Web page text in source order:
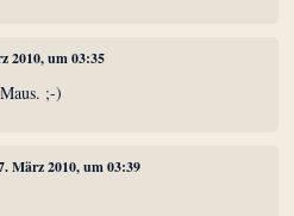
2010, um 03:35
;-)
März 2010, um 03:39